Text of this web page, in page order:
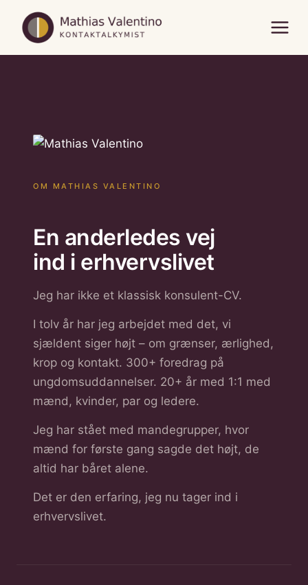
Fortsæt
indhold
OM MATHIAS VALENTINO
En anderledes vej
ind i erhvervslivet
Jeg har ikke et klassisk konsulent-CV.
I tolv år har jeg arbejdet med det, vi
sjældent siger højt – om grænser, ærlighed,
krop og kontakt. 300+ foredrag på
ungdomsuddannelser. 20+ år med 1:1 med
mænd, kvinder, par og ledere.
Jeg har stået med mandegrupper, hvor
mænd for første gang sagde det højt, de
altid har båret alene.
Det er den erfaring, jeg nu tager ind i
erhvervslivet.